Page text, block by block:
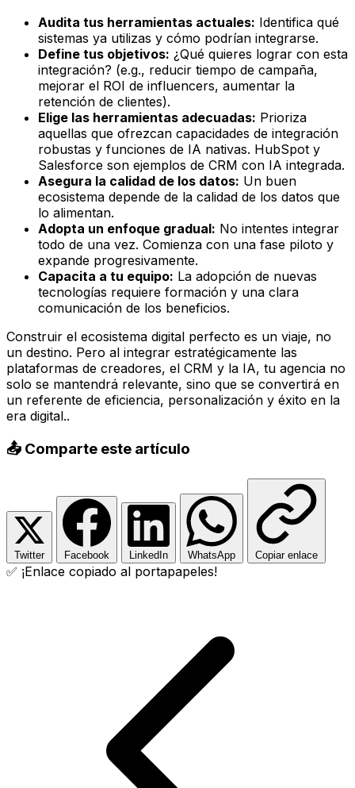
Audita tus herramientas actuales: Identifica qué
sistemas ya utilizas y cómo podrían integrarse.
Define tus objetivos: ¿Qué quieres lograr con esta
integración? (e.g., reducir tiempo de campaña,
mejorar el ROI de influencers, aumentar la
retención de clientes).
Elige las herramientas adecuadas: Prioriza
aquellas que ofrezcan capacidades de integración
robustas y funciones de IA nativas. HubSpot y
Salesforce son ejemplos de CRM con IA integrada.
Asegura la calidad de los datos: Un buen
ecosistema depende de la calidad de los datos que
lo alimentan.
Adopta un enfoque gradual: No intentes integrar
todo de una vez. Comienza con una fase piloto y
expande progresivamente.
Capacita a tu equipo: La adopción de nuevas
tecnologías requiere formación y una clara
comunicación de los beneficios.
Construir el ecosistema digital perfecto es un viaje, no
un destino. Pero al integrar estratégicamente las
plataformas de creadores, el CRM y la IA, tu agencia no
solo se mantendrá relevante, sino que se convertirá en
un referente de eficiencia, personalización y éxito en la
era digital..
📤 Comparte este artículo
Twitter Facebook LinkedIn WhatsApp Copiar enlace
✅ ¡Enlace copiado al portapapeles!